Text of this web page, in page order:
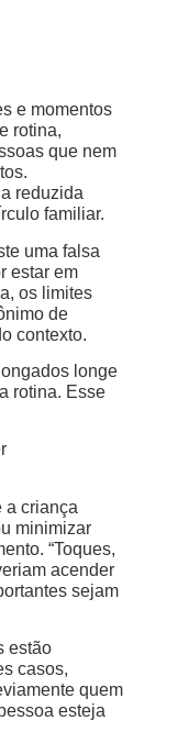
e momentos
rotina,
que nem
reduzida
familiar.
uma falsa
estar em
os limites
de
contexto.
longe
rotina. Esse
a criança
minimizar
“Toques,
acender
sejam
estão
casos,
quem
esteja